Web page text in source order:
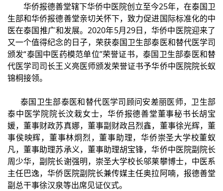
华侨报德善堂辖下华侨中医院创立至今25年，在泰国卫
生部和华侨报德善堂亲切关怀下，致力促进国际标准化的中
医在泰国推广和发展。2020年5月29日，华侨中医院迎来了
又一个值得纪念的日子，荣获泰国卫生部泰医和替代医学司
颁发“泰国中医药模范单位”荣誉证书，泰国卫生部泰医和替
代医学司司长王义亮医师颁发荣誉证书予华侨中医院院长蚁
锦桐接领。
泰国卫生部泰医和替代医学司顾问安差丽医师，卫生部
泰中医学院院长汶栽女士，华侨报德善堂董事秘书长胡宝
媛，董事财政苏真娜，董事副财政吕烈鑫，董事徐光辉，董
事侯映辉，董事林炯烈，董事助理，华侨崇圣大学校董蚁
凡，董事助理苏承义，董事助理胡宝锋，华侨中医院副院长
周少华，副院长谢强明，崇圣大学校长邬莱攀博士，中医系
主任巴逸，华侨医院副院长兼传媒主任奥拉阿喃，报德善堂
副总干事徐汉泉等出席见证仪式。